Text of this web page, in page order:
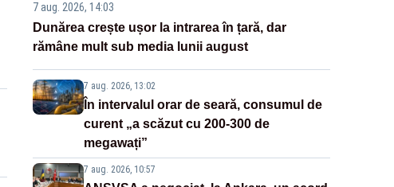
7 aug. 2026, 14:03
Dunărea crește ușor la intrarea în țară, dar
rămâne mult sub media lunii august
7 aug. 2026, 13:02
În intervalul orar de seară, consumul de
curent „a scăzut cu 200-300 de
megawați”
7 aug. 2026, 10:57